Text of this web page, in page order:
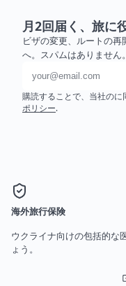
月2回届く、旅に
ビザの変更、ルートの
へ。スパムはありません
メールアドレス
購読することで、当社の
ポリシー.
海外旅行保険
ウクライナ向けの包括的な
ょう。